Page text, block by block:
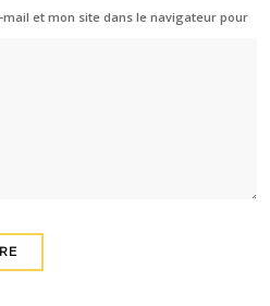
et mon site dans le navigateur pour